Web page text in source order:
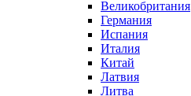
Великобритания
Германия
Испания
Италия
Китай
Латвия
Литва